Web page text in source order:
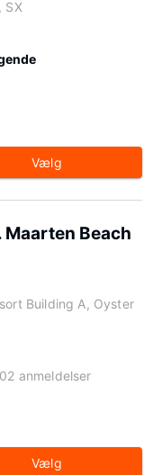
SX
Vælg
Beach
Building A, Oyster
anmeldelser
Vælg